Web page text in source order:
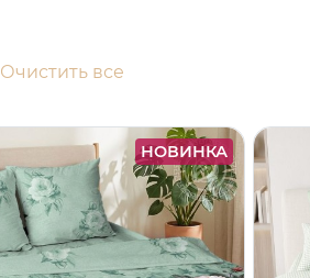
Очистить все
НОВИНКА